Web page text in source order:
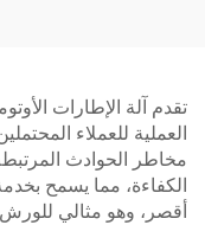
تقدم آلة الإطارات
العملية للعملاء
مخاطر الحوادث المرتبطة
الكفاءة، مما يسمح
أقصر، وهو مثالي للورش